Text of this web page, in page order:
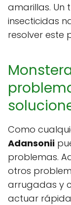
amarillas.
insecticidas
resolver este
Como
Adansonii
problemas.
otros
arrugadas y
actuar